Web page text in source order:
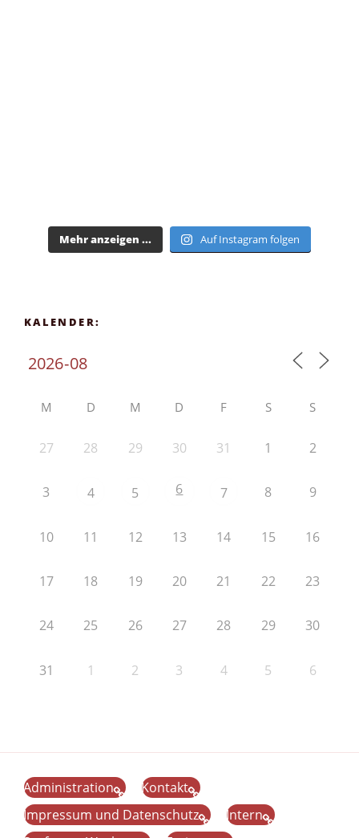
Mehr anzeigen ... Auf Instagram folgen
KALENDER:
M D M D F S S
27 28 29 30 31 1 2
3 4 5 6 7 8 9
10 11 12 13 14 15 16
17 18 19 20 21 22 23
24 25 26 27 28 29 30
31 1 2 3 4 5 6
Administration
Kontakt
Impressum und Datenschutz
Intern